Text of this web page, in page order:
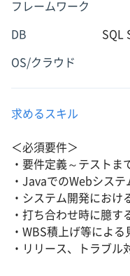
フレームワーク
DB SQL
OS/クラウド
求めるスキル
＜必須要件＞
・要件定義～テストま
・JavaでのWebシステ
・システム開発におけ
・打ち合わせ時に臆す
・WBS積上げ等による
・リリース、トラブル